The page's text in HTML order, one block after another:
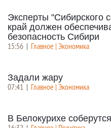
Эксперты "Сибирского
край должен
безопасность Сибири
15:56 | Главное | Экономика
Задали жару
07:41 | Главное | Экономика
В Белокурихе